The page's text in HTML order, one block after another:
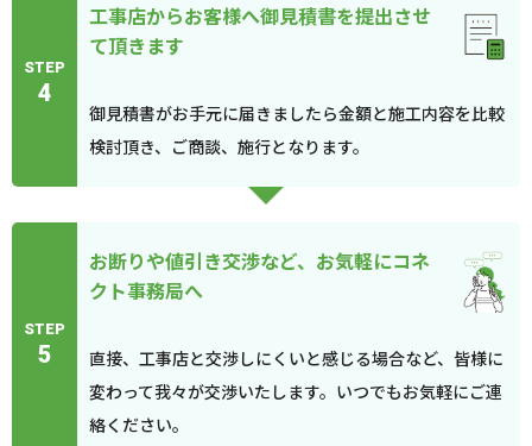
STEP
4
工事店からお客様へ御見積書を提出させ
て頂きます
御見積書がお手元に届きましたら金額と施工内容を比較
検討頂き、ご商談、施行となります。
STEP
5
お断りや値引き交渉など、お気軽にコネ
クト事務局へ
直接、工事店と交渉しにくいと感じる場合など、皆様に
変わって我々が交渉いたします。いつでもお気軽にご連
絡ください。